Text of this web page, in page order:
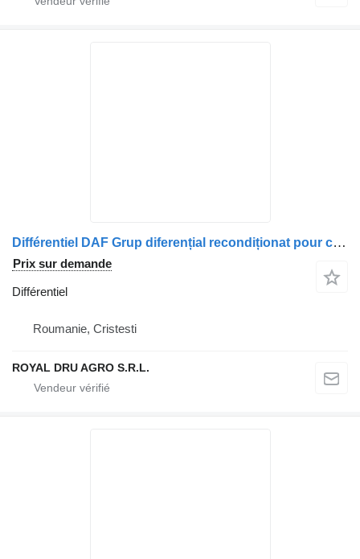
Différentiel DAF Grup diferențial recondiționat pour camion DAF 1347-269-13
Prix sur demande
Différentiel
Roumanie, Cristesti
ROYAL DRU AGRO S.R.L.